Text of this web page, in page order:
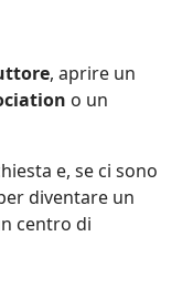
, aprire un
o un
e, se ci sono
diventare un
centro di